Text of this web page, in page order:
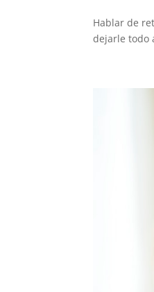
Hablar de
dejarle todo